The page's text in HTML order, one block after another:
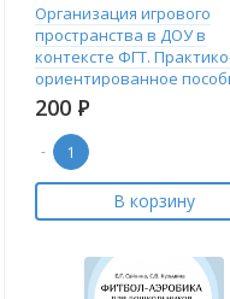
Организация игрового
пространства в ДОУ в
контексте ФГТ.
ориентированное
200 Р
-
В корзину